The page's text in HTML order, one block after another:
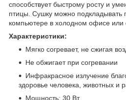
способствует быстрому росту и
птицы. Сушку можно подкладывать
компьютере в холодном офисе или
Характеристики:
Мягко согревает, не сжигая
Не обжигает при согревании
Инфракрасное излучение
здоровье человека, животных и
Мощность: 30 Вт